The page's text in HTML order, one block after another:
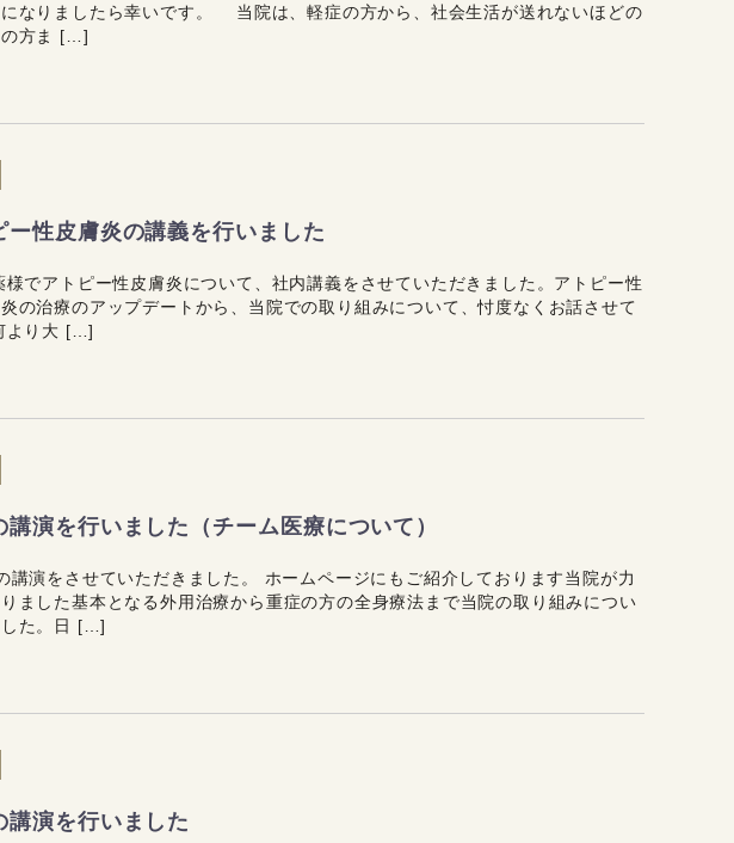
なりましたら幸いです。 当院は、軽症の方から、社会生活が送れないほどの
の方ま […]
ー性皮膚炎の講義を行いました
でアトピー性皮膚炎について、社内講義をさせていただきました。アトピー性
の治療のアップデートから、当院での取り組みについて、忖度なくお話させて
より大 […]
演を行いました（チーム医療について）
講演をさせていただきました。 ホームページにもご紹介しております当院が力
ました基本となる外用治療から重症の方の全身療法まで当院の取り組みについ
した。日 […]
講演を行いました